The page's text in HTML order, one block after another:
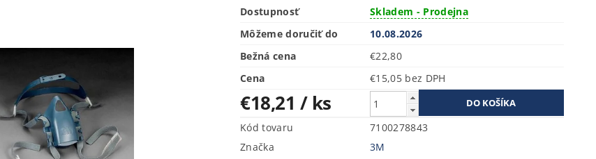
Dostupnosť
Skladem - Prodejna
Môžeme doručiť do
10.08.2026
Bežná cena
€22,80
Cena
€15,05 bez DPH
€18,21 / ks
Kód tovaru
7100278843
Značka
3M